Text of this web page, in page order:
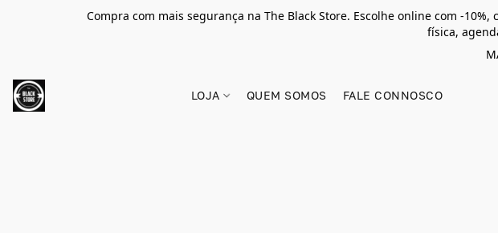
Compra com mais segurança na The Black Store. Escolhe online com -
física,
LOJA QUEM SOMOS FALE CONNOSCO